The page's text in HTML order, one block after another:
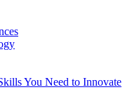
You Need to Innovate